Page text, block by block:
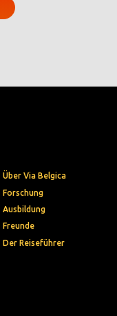
Über Via Belgica
Forschung
Ausbildung
Freunde
Der Reiseführer